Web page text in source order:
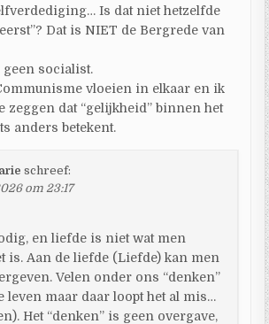
Is dat niet hetzelfde
Dat is NIET de Bergrede van
geen socialist.
vloeien in elkaar en ik
zeggen dat “gelijkheid” binnen het
anders betekent.
schreef:
om 23:17
en liefde is niet wat men
is. Aan de liefde (Liefde) kan men
Velen onder ons “denken”
leven maar daar loopt het al mis…
Het “denken” is geen overgave,